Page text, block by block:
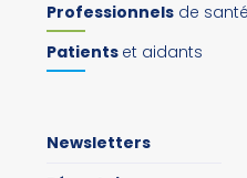
Professionnels de santé
Patients et aidants
Newsletters